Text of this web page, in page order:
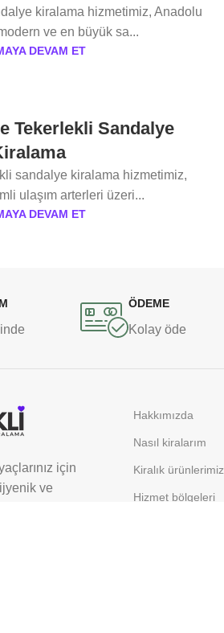
kiralama hizmetimiz, Anadolu
ve en büyük sa...
DEVAM ET
Tekerlekli Sandalye
sandalye kiralama hizmetimiz,
ulaşım arterleri üzeri...
DEVAM ET
ÖDEME
Kolay öde
için
ve
Hakkımızda
Nasıl kiralarım
Kiralık ürünlerimiz
Hizmet bölgeleri